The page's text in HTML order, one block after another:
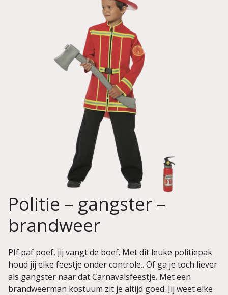
Politie – gangster –
brandweer
PIf paf poef, jij vangt de boef. Met dit leuke politiepak
houd jij elke feestje onder controle.. Of ga je toch liever
als gangster naar dat Carnavalsfeestje. Met een
brandweerman kostuum zit je altijd goed. Jij weet elke